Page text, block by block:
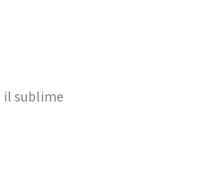
il sublime